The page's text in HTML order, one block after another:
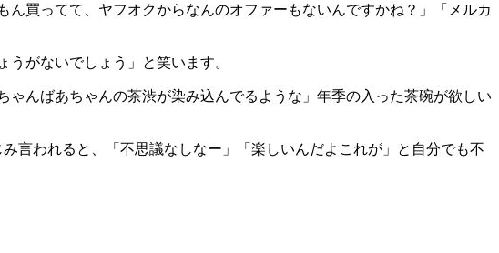
買ってて、ヤフオクからなんのオファーもないんですかね？」「メルカ
がないでしょう」と笑います。
んばあちゃんの茶渋が染み込んでるような」年季の入った茶碗が欲しい
言われると、「不思議なしなー」「楽しいんだよこれが」と自分でも不